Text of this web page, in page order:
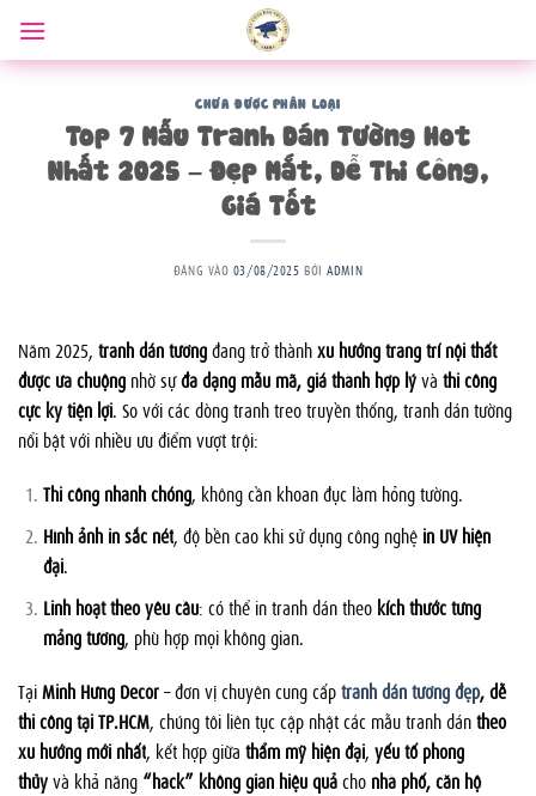
qua
nội
CHƯA ĐƯỢC PHÂN LOẠI
Top 7 Mẫu Tranh Dán Tường Hot
Nhất 2025 – Đẹp Mắt, Dễ Thi Công,
Giá Tốt
ĐĂNG VÀO 03/08/2025 BỞIADMIN
Năm 2025, tranh dán tườngđang trở thànhxu hướng trang trí nội thất
được ưa chuộng nhờ sựđa dạng mẫu mã, giá thành hợp lývà thi công
cực kỳ tiện lợi. So với các dòng tranh treo truyền thống, tranh dán tường
nổi bật với nhiều ưu điểm vượt trội:
Thi công nhanh chóng, không cần khoan đục làm hỏng tường.
Hình ảnh in sắc nét, độ bền cao khi sử dụng công nghệ in UV hiện
đại.
Linh hoạt theo yêu cầu: có thể in tranh dán theo kích thước từng
mảng tường, phù hợp mọi không gian.
TạiMinh Hưng Decor– đơn vị chuyên cung cấptranh dán tường đẹp, dễ
thi công tại TP.HCM, chúng tôi liên tục cập nhật các mẫu tranh dántheo
xu hướng mới nhất, kết hợp giữa thẩm mỹ hiện đại, yếu tố phong
thủyvà khả năng “hack” không gian hiệu quảcho nhà phố, căn hộ